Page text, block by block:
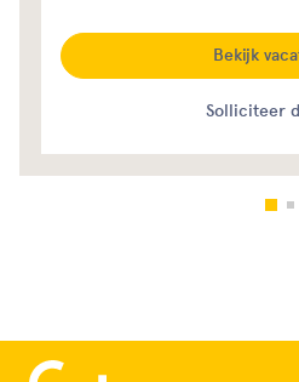
Solliciteer
Bekijk